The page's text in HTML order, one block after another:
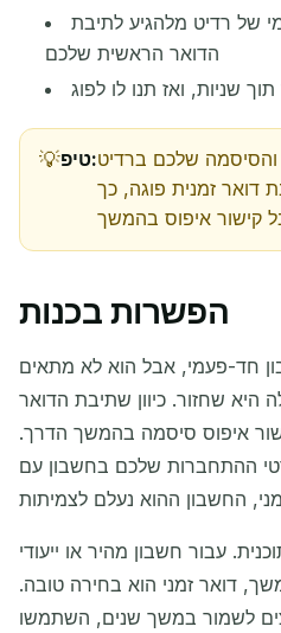
של רדיט מלהגיע לתיבת
הדואר הראשית שלכם
שניות, ואז תנו לו לפוג
טיפ:שלכם ברדיט
דואר זמנית פוגה, כך
הפשרות בכנות
חד-פעמי, אבל הוא לא מתאים
היא שחזור. כיוון שתיבת הדואר
איפוס סיסמה בהמשך הדרך.
ההתחברות שלכם בחשבון עם
עבור חשבון מהיר או ייעודי
דואר זמני הוא בחירה טובה.
לשמור במשך שנים, השתמשו